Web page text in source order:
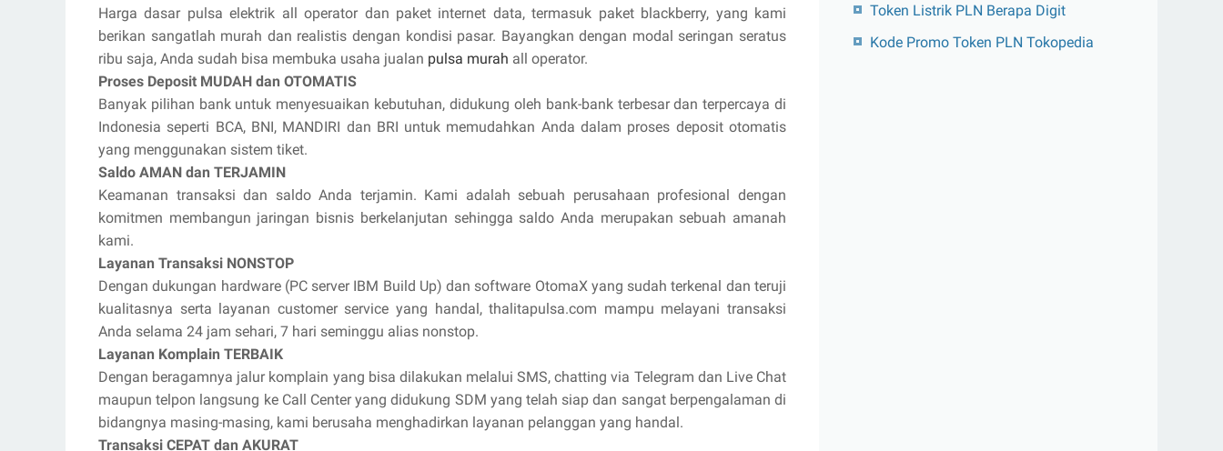
Harga dasar pulsa elektrik all operator dan paket internet data, termasuk paket blackberry, yang kami
berikan sangatlah murah dan realistis dengan kondisi pasar. Bayangkan dengan modal seringan seratus
ribu saja, Anda sudah bisa membuka usaha jualan pulsa murah all operator.
Proses Deposit MUDAH dan OTOMATIS
Banyak pilihan bank untuk menyesuaikan kebutuhan, didukung oleh bank-bank terbesar dan terpercaya di
Indonesia seperti BCA, BNI, MANDIRI dan BRI untuk memudahkan Anda dalam proses deposit otomatis
yang menggunakan sistem tiket.
Saldo AMAN dan TERJAMIN
Keamanan transaksi dan saldo Anda terjamin. Kami adalah sebuah perusahaan profesional dengan
komitmen membangun jaringan bisnis berkelanjutan sehingga saldo Anda merupakan sebuah amanah
kami.
Layanan Transaksi NONSTOP
Dengan dukungan hardware (PC server IBM Build Up) dan software OtomaX yang sudah terkenal dan teruji
kualitasnya serta layanan customer service yang handal, thalitapulsa.com mampu melayani transaksi
Anda selama 24 jam sehari, 7 hari seminggu alias nonstop.
Layanan Komplain TERBAIK
Dengan beragamnya jalur komplain yang bisa dilakukan melalui SMS, chatting via Telegram dan Live Chat
maupun telpon langsung ke Call Center yang didukung SDM yang telah siap dan sangat berpengalaman di
bidangnya masing-masing, kami berusaha menghadirkan layanan pelanggan yang handal.
Transaksi CEPAT dan AKURAT
Token Listrik PLN Berapa Digit
Kode Promo Token PLN Tokopedia